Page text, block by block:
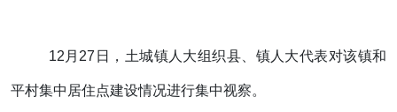
12月27日，土城镇人大组织县、镇人大代表对该镇和
平村集中居住点建设情况进行集中视察。